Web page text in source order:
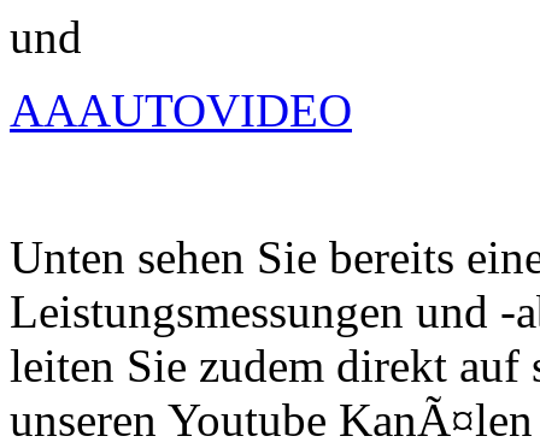
und
AAAUTOVIDEO
Unten sehen Sie bereits
Leistungsmessungen und -
leiten Sie zudem direkt auf
unseren Youtube